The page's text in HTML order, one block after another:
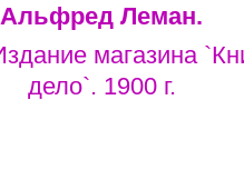
Альфред Леман.
магазина
дело`. 1900 г.